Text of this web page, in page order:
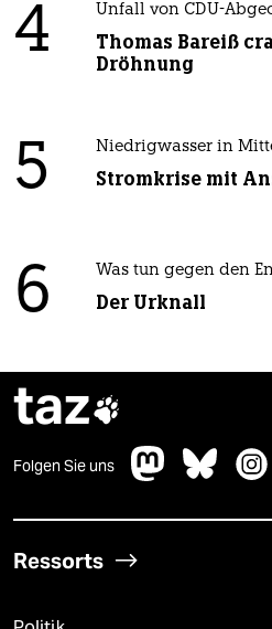
4 Unfall von CDU-
Thomas Bareiß
Dröhnung
5 Niedrigwasser in
Stromkrise mit
6 Was tun gegen den
Der Urknall
taz
Folgen Sie uns
Ressorts